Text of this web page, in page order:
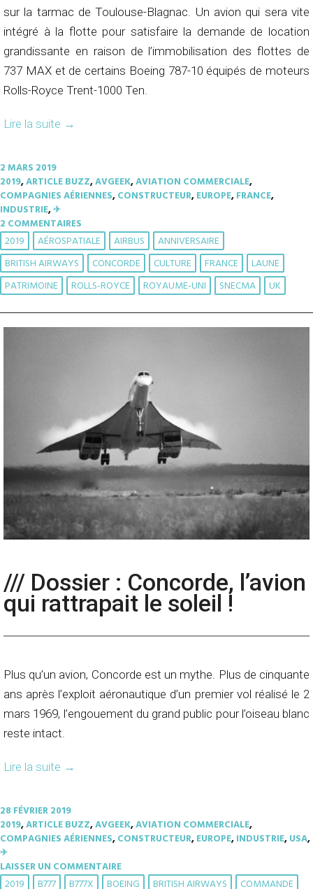
sur la tarmac de Toulouse-Blagnac. Un avion qui sera vite
intégré à la flotte pour satisfaire la demande de location
grandissante en raison de l’immobilisation des flottes de
737 MAX et de certains Boeing 787-10 équipés de moteurs
Rolls-Royce Trent-1000 Ten.
Lire la suite →
2 MARS 2019
2019,ARTICLE BUZZ,AVGEEK,AVIATION COMMERCIALE,
COMPAGNIES AÉRIENNES,CONSTRUCTEUR,EUROPE,FRANCE,
INDUSTRIE,✈︎
2 COMMENTAIRES
2019 AÉROSPATIALE AIRBUS
ANNIVERSAIRE
BRITISH AIRWAYS
CONCORDE CULTURE FRANCE
LAUNE
PATRIMOINE
ROLLS-ROYCE ROYAUME-UNI SNECMA UK
/// Dossier : Concorde, l’avion
qui rattrapait le soleil !
Plus qu’un avion, Concorde est un mythe. Plus de cinquante
ans après l’exploit aéronautique d’un premier vol réalisé le 2
mars 1969, l’engouement du grand public pour l’oiseau blanc
reste intact.
Lire la suite →
28 FÉVRIER 2019
2019,ARTICLE BUZZ,AVGEEK,AVIATION COMMERCIALE,
COMPAGNIES AÉRIENNES,CONSTRUCTEUR,EUROPE,INDUSTRIE,USA,
✈︎
LAISSER UN COMMENTAIRE
2019 B777 B777X BOEING BRITISH AIRWAYS
COMMANDE